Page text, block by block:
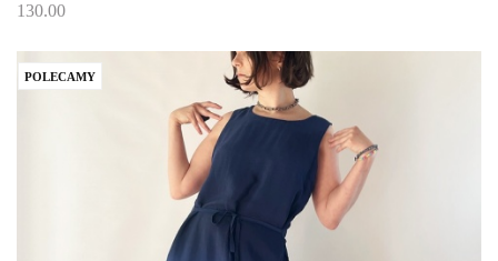
130.00
POLECAMY